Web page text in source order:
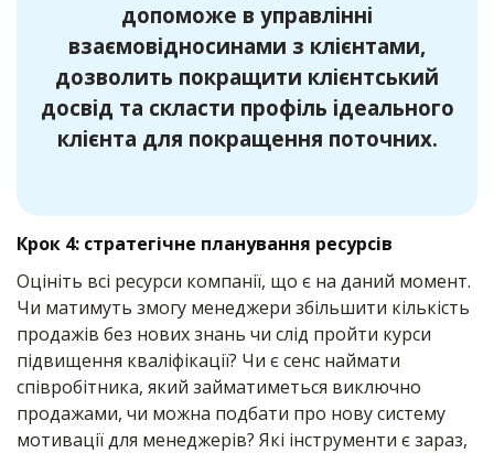
допоможе в управлінні
взаємовідносинами з клієнтами,
дозволить покращити клієнтський
досвід та скласти профіль ідеального
клієнта для покращення поточних.
Крок 4: стратегічне планування ресурсів
Оцініть всі ресурси компанії, що є на даний момент.
Чи матимуть змогу менеджери збільшити кількість
продажів без нових знань чи слід пройти курси
підвищення кваліфікації? Чи є сенс наймати
співробітника, який займатиметься виключно
продажами, чи можна подбати про нову систему
мотивації для менеджерів? Які інструменти є зараз,